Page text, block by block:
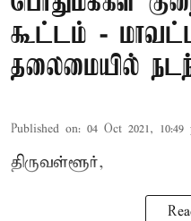
கூட்டம் -
தலைமையில்
Published on: 04 Oct 2021, 10:49
திருவள்ளூர்,